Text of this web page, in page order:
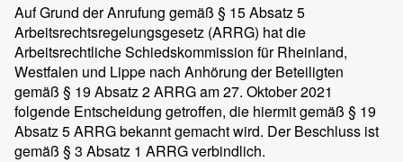
Auf Grund der Anrufung gemäß § 15 Absatz 5
Arbeitsrechtsregelungsgesetz (ARRG) hat die
Arbeitsrechtliche Schiedskommission für Rheinland,
Westfalen und Lippe nach Anhörung der Beteiligten
gemäß § 19 Absatz 2 ARRG am 27. Oktober 2021
folgende Entscheidung getroffen, die hiermit gemäß § 19
Absatz 5 ARRG bekannt gemacht wird. Der Beschluss ist
gemäß § 3 Absatz 1 ARRG verbindlich.